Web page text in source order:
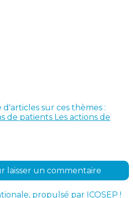
sur ces thèmes :
de patients Les actions de
laisser un commentaire